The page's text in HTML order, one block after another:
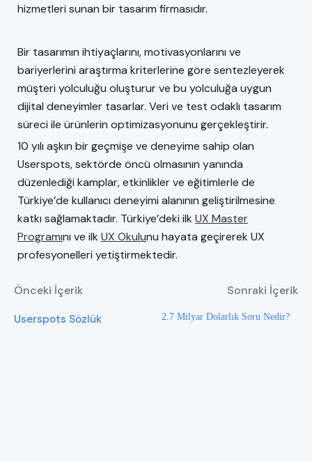
hizmetleri sunan bir tasarım firmasıdır.
Bir tasarımın ihtiyaçlarını, motivasyonlarını ve
bariyerlerini araştırma kriterlerine göre sentezleyerek
müşteri yolculuğu oluşturur ve bu yolculuğa uygun
dijital deneyimler tasarlar. Veri ve test odaklı tasarım
süreci ile ürünlerin optimizasyonunu gerçekleştirir.
10 yılı aşkın bir geçmişe ve deneyime sahip olan
Userspots, sektörde öncü olmasının yanında
düzenlediği kamplar, etkinlikler ve eğitimlerle de
Türkiye’de kullanıcı deneyimi alanının geliştirilmesine
katkı sağlamaktadır. Türkiye’deki ilk UX Master
Programını ve ilk UX Okulunu hayata geçirerek UX
profesyonelleri yetiştirmektedir.
Sonraki İçerik
Önceki İçerik
Userspots Sözlük 2.7 Milyar Dolarlık Soru Nedir?